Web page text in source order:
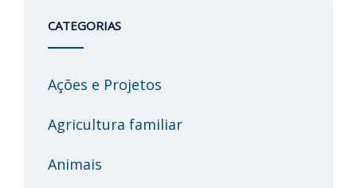
CATEGORIAS
Ações e Projetos
Agricultura familiar
Animais